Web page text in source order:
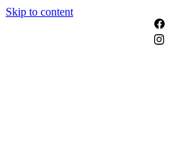
Skip to content